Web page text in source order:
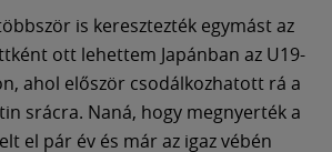
is keresztezték egymást az
ott lehettem Japánban az U19-
ahol először csodálkozhatott rá a
srácra. Naná, hogy megnyerték a
el pár év és már az igaz vébén